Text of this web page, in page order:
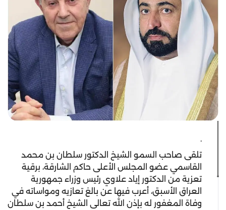
.
تلقى صاحب السمو الشيخ الدكتور سلطان بن محمد
القاسمي عضو المجلس الأعلى حاكم الشارقة، برقية
تعزية من الدكتور إياد علاوي رئيس وزراء جمهورية
العراق الأسبق، أعرب فيها عن بالغ تعازيه ومواساته في
وفاة المغفور له بإذن الله تعالى الشيخ أحمد بن سلطان